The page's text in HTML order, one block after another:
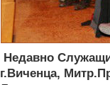
Недавно
г.Виченца,